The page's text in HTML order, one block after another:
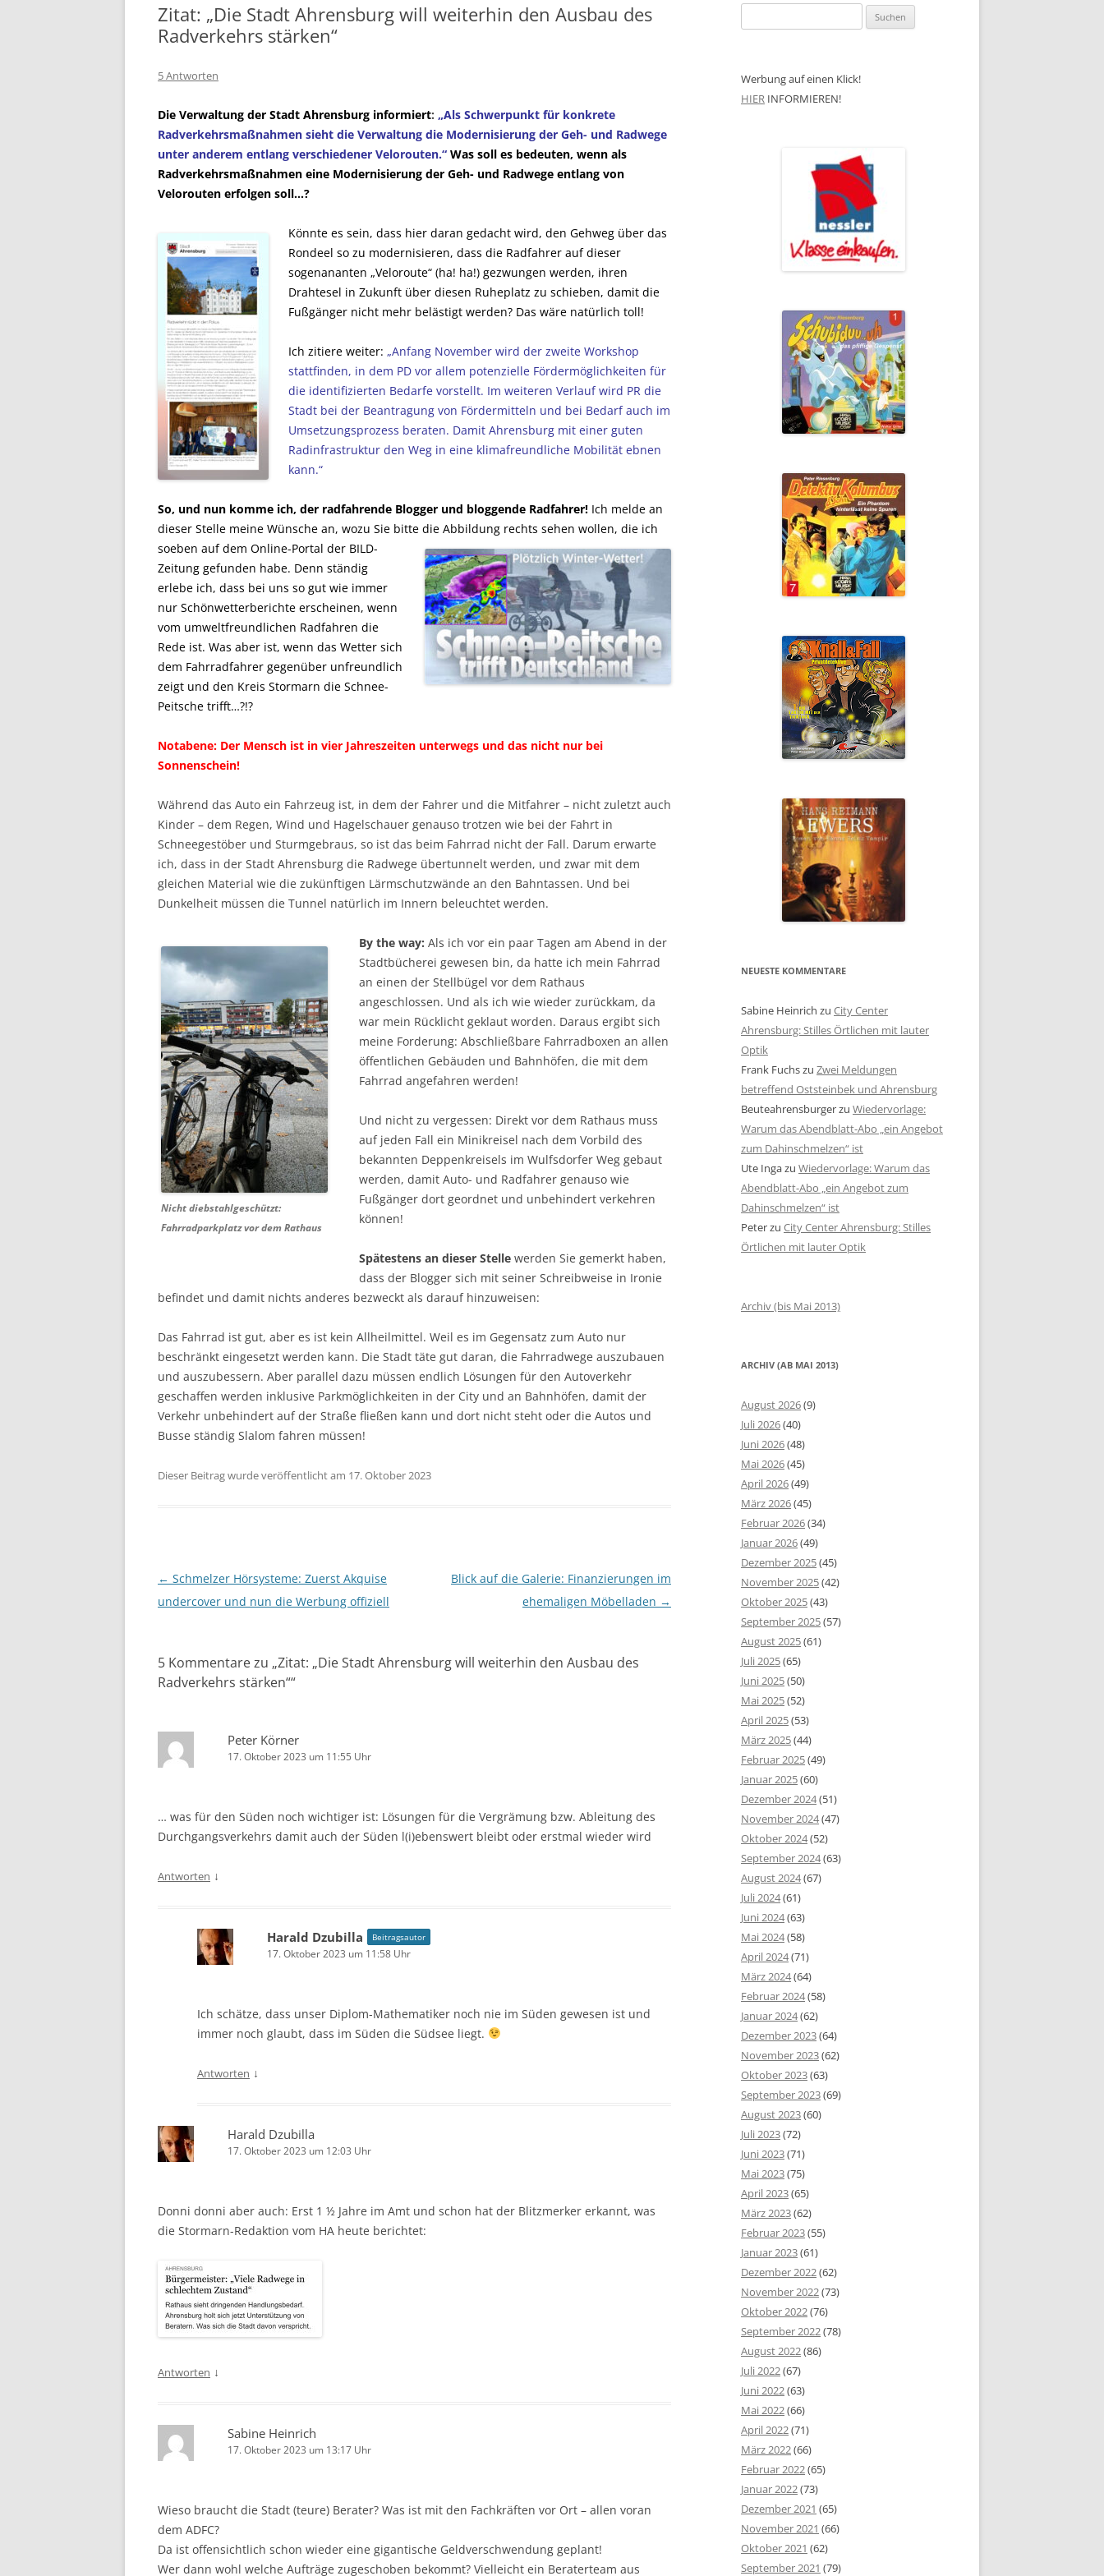
Zitat: „Die Stadt Ahrensburg will weiterhin den Ausbau des
Radverkehrs stärken“
5 Antworten
Die Verwaltung der Stadt Ahrensburg informiert: „Als Schwerpunkt für konkrete
Radverkehrsmaßnahmen sieht die Verwaltung die Modernisierung der Geh- und Radwege
unter anderem entlang verschiedener Velorouten.“ Was soll es bedeuten, wenn als
Radverkehrsmaßnahmen eine Modernisierung der Geh- und Radwege entlang von
Velorouten erfolgen soll…?
Könnte es sein, dass hier daran gedacht wird, den Gehweg über das
Rondeel so zu modernisieren, dass die Radfahrer auf dieser
sogenananten „Veloroute“ (ha! ha!) gezwungen werden, ihren
Drahtesel in Zukunft über diesen Ruheplatz zu schieben, damit die
Fußgänger nicht mehr belästigt werden? Das wäre natürlich toll!
Ich zitiere weiter: „Anfang November wird der zweite Workshop
stattfinden, in dem PD vor allem potenzielle Fördermöglichkeiten für
die identifizierten Bedarfe vorstellt. Im weiteren Verlauf wird PR die
Stadt bei der Beantragung von Fördermitteln und bei Bedarf auch im
Umsetzungsprozess beraten. Damit Ahrensburg mit einer guten
Radinfrastruktur den Weg in eine klimafreundliche Mobilität ebnen
kann.“
So, und nun komme ich, der radfahrende Blogger und bloggende Radfahrer! Ich melde an
dieser Stelle meine Wünsche an, wozu Sie bitte die Abbildung rechts sehen wollen, die ich
soeben auf dem Online-Portal der BILD-
Zeitung gefunden habe. Denn ständig
erlebe ich, dass bei uns so gut wie immer
nur Schönwetterberichte erscheinen, wenn
vom umweltfreundlichen Radfahren die
Rede ist. Was aber ist, wenn das Wetter sich
dem Fahrradfahrer gegenüber unfreundlich
zeigt und den Kreis Stormarn die Schnee-
Peitsche trifft…?!?
Notabene: Der Mensch ist in vier Jahreszeiten unterwegs und das nicht nur bei
Sonnenschein!
Während das Auto ein Fahrzeug ist, in dem der Fahrer und die Mitfahrer – nicht zuletzt auch
Kinder – dem Regen, Wind und Hagelschauer genauso trotzen wie bei der Fahrt in
Schneegestöber und Sturmgebraus, so ist das beim Fahrrad nicht der Fall. Darum erwarte
ich, dass in der Stadt Ahrensburg die Radwege übertunnelt werden, und zwar mit dem
gleichen Material wie die zukünftigen Lärmschutzwände an den Bahntassen. Und bei
Dunkelheit müssen die Tunnel natürlich im Innern beleuchtet werden.
Nicht diebstahlgeschützt:
Fahrradparkplatz vor dem Rathaus
By the way: Als ich vor ein paar Tagen am Abend in der
Stadtbücherei gewesen bin, da hatte ich mein Fahrrad
an einen der Stellbügel vor dem Rathaus
angeschlossen. Und als ich wie wieder zurückkam, da
war mein Rücklicht geklaut worden. Daraus ergibt sich
meine Forderung: Abschließbare Fahrradboxen an allen
öffentlichen Gebäuden und Bahnhöfen, die mit dem
Fahrrad angefahren werden!
Und nicht zu vergessen: Direkt vor dem Rathaus muss
auf jeden Fall ein Minikreisel nach dem Vorbild des
bekannten Deppenkreisels im Wulfsdorfer Weg gebaut
werden, damit Auto- und Radfahrer genauso wie
Fußgänger dort geordnet und unbehindert verkehren
können!
Spätestens an dieser Stelle werden Sie gemerkt haben,
dass der Blogger sich mit seiner Schreibweise in Ironie
befindet und damit nichts anderes bezweckt als darauf hinzuweisen:
Das Fahrrad ist gut, aber es ist kein Allheilmittel. Weil es im Gegensatz zum Auto nur
beschränkt eingesetzt werden kann. Die Stadt täte gut daran, die Fahrradwege auszubauen
und auszubessern. Aber parallel dazu müssen endlich Lösungen für den Autoverkehr
geschaffen werden inklusive Parkmöglichkeiten in der City und an Bahnhöfen, damit der
Verkehr unbehindert auf der Straße fließen kann und dort nicht steht oder die Autos und
Busse ständig Slalom fahren müssen!
Dieser Beitrag wurde veröffentlicht am 17. Oktober 2023
Beitragsnavigation
← Schmelzer Hörsysteme: Zuerst Akquise
undercover und nun die Werbung offiziell
Blick auf die Galerie: Finanzierungen im
ehemaligen Möbelladen →
5 Kommentare zu „Zitat: „Die Stadt Ahrensburg will weiterhin den Ausbau des
Radverkehrs stärken““
Peter Körner
17. Oktober 2023 um 11:55 Uhr
… was für den Süden noch wichtiger ist: Lösungen für die Vergrämung bzw. Ableitung des
Durchgangsverkehrs damit auch der Süden l(i)ebenswert bleibt oder erstmal wieder wird
Antworten ↓
Harald Dzubilla Beitragsautor
17. Oktober 2023 um 11:58 Uhr
Ich schätze, dass unser Diplom-Mathematiker noch nie im Süden gewesen ist und
immer noch glaubt, dass im Süden die Südsee liegt.
Antworten ↓
Harald Dzubilla
17. Oktober 2023 um 12:03 Uhr
Donni donni aber auch: Erst 1 ½ Jahre im Amt und schon hat der Blitzmerker erkannt, was
die Stormarn-Redaktion vom HA heute berichtet:
Antworten ↓
Sabine Heinrich
17. Oktober 2023 um 13:17 Uhr
Wieso braucht die Stadt (teure) Berater? Was ist mit den Fachkräften vor Ort – allen voran
dem ADFC?
Da ist offensichtlich schon wieder eine gigantische Geldverschwendung geplant!
Wer dann wohl welche Aufträge zugeschoben bekommt? Vielleicht ein Beraterteam aus
nach:
Werbung auf einen Klick!
HIER INFORMIEREN!
NEUESTE KOMMENTARE
Sabine Heinrich zu City Center
Ahrensburg: Stilles Örtlichen mit lauter
Optik
Frank Fuchszu Zwei Meldungen
betreffend Oststeinbek und Ahrensburg
Beuteahrensburgerzu Wiedervorlage:
Warum das Abendblatt-Abo „ein Angebot
zum Dahinschmelzen“ ist
Ute Ingazu Wiedervorlage: Warum das
Abendblatt-Abo „ein Angebot zum
Dahinschmelzen“ ist
Peterzu City Center Ahrensburg: Stilles
Örtlichen mit lauter Optik
Archiv (bis Mai 2013)
ARCHIV (AB MAI 2013)
August 2026(9)
Juli 2026(40)
Juni 2026(48)
Mai 2026(45)
April 2026(49)
März 2026(45)
Februar 2026(34)
Januar 2026(49)
Dezember 2025(45)
November 2025(42)
Oktober 2025(43)
September 2025(57)
August 2025(61)
Juli 2025(65)
Juni 2025(50)
Mai 2025(52)
April 2025(53)
März 2025(44)
Februar 2025(49)
Januar 2025(60)
Dezember 2024(51)
November 2024(47)
Oktober 2024(52)
September 2024(63)
August 2024(67)
Juli 2024(61)
Juni 2024(63)
Mai 2024(58)
April 2024(71)
März 2024(64)
Februar 2024(58)
Januar 2024(62)
Dezember 2023(64)
November 2023(62)
Oktober 2023(63)
September 2023(69)
August 2023(60)
Juli 2023(72)
Juni 2023(71)
Mai 2023(75)
April 2023(65)
März 2023(62)
Februar 2023(55)
Januar 2023(61)
Dezember 2022(62)
November 2022(73)
Oktober 2022(76)
September 2022(78)
August 2022(86)
Juli 2022(67)
Juni 2022(63)
Mai 2022(66)
April 2022(71)
März 2022(66)
Februar 2022(65)
Januar 2022(73)
Dezember 2021 (65)
November 2021 (66)
Oktober 2021 (62)
September 2021 (79)